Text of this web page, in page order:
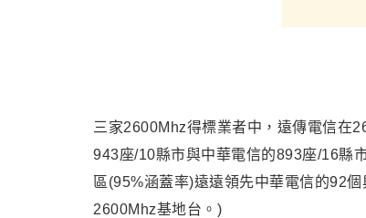
三家2600Mhz得標業者中，遠傳電信在
943座/10縣市與中華電信的893座/16縣
區(95%涵蓋率)遠遠領先中華電信的92
2600Mhz基地台。)